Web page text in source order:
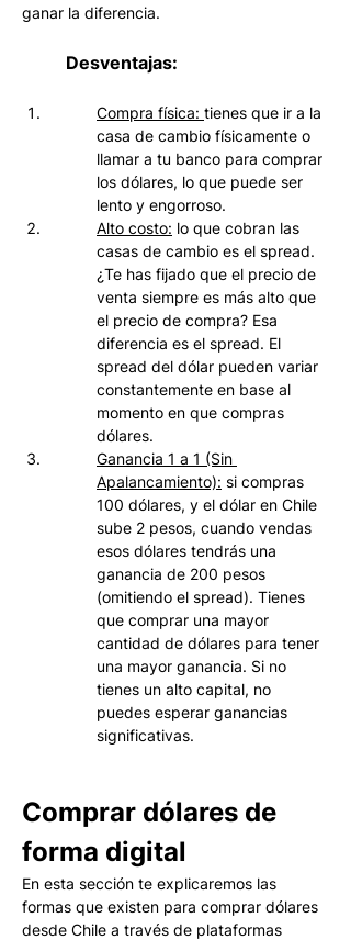
ganar la diferencia.
Desventajas:
Compra física: tienes que ir a la
casa de cambio físicamente o
llamar a tu banco para comprar
los dólares, lo que puede ser
lento y engorroso.
Alto costo: lo que cobran las
casas de cambio es el spread.
¿Te has fijado que el precio de
venta siempre es más alto que
el precio de compra? Esa
diferencia es el spread. El
spread del dólar pueden variar
constantemente en base al
momento en que compras
dólares.
Ganancia 1 a 1 (Sin
Apalancamiento): si compras
100 dólares, y el dólar en Chile
sube 2 pesos, cuando vendas
esos dólares tendrás una
ganancia de 200 pesos
(omitiendo el spread). Tienes
que comprar una mayor
cantidad de dólares para tener
una mayor ganancia. Si no
tienes un alto capital, no
puedes esperar ganancias
significativas.
Comprar dólares de
forma digital
En esta sección te explicaremos las
formas que existen para comprar dólares
desde Chile a través de plataformas